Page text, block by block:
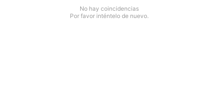
No hay coincidencias
Por favor inténtelo de nuevo.